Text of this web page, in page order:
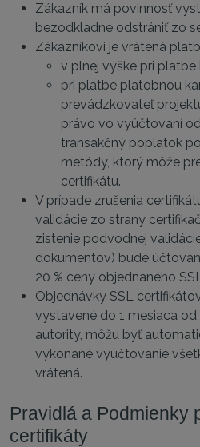
Zákazník má povinnosť
bezodkladne odstrániť zo
Zákazníkovi je vrátená
v plnej výške pri
pri platbe platobnou
prevádzkovateľ
právo vo vyúčtovaní
transakčný poplatok
metódy, ktorý môže
certifikátu.
V prípade zrušenia
validácie zo strany
zistenie podvodnej
dokumentov) bude
20 % ceny objednaného
Objednávky SSL
vystavené do 1 mesiaca
autority, môžu byť
vykonané vyúčtovanie
vrátená.
Pravidlá a Podmienky
certifikáty